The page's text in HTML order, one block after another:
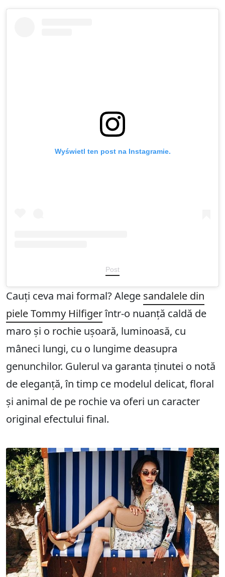
Wyświetl ten post na Instagramie.
Post
Cauți ceva mai formal? Alege sandalele din
piele Tommy Hilfigerîntr-o nuanță caldă de
maro și o rochie ușoară, luminoasă, cu
mâneci lungi, cu o lungime deasupra
genunchilor. Gulerul va garanta ținutei o notă
de eleganță, în timp ce modelul delicat, floral
și animal de pe rochie va oferi un caracter
original efectului final.